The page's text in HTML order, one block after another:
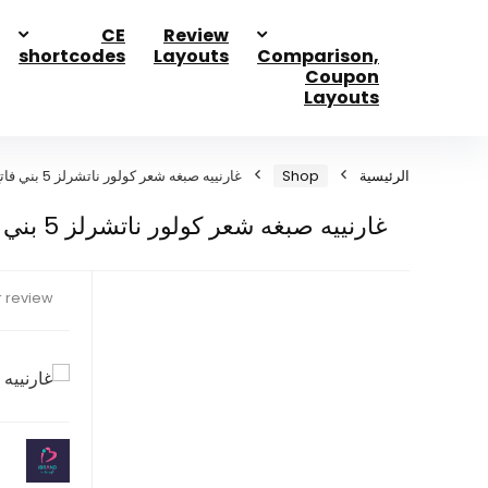
Comparison,
Coupon
Layouts
Review
Layouts
CE
shortcodes
الرئيسية Shop غارنييه صبغه شعر كولور ناتشرلز 5 بني فاتح
غارنييه صبغه شعر كولور ناتشرلز 5 بني فاتح
review